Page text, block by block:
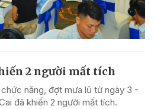
2 người mất tích
năng, đợt mưa lũ từ ngày 3 -
đã khiến 2 người mất tích.